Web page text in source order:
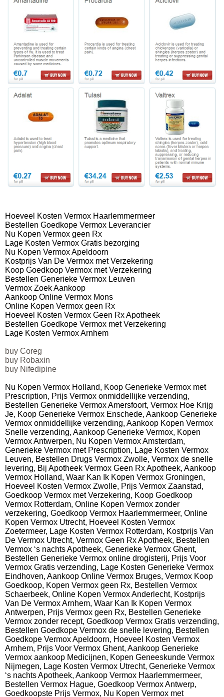
Hoeveel Kosten Vermox Haarlemmermeer
Bestellen Goedkope Vermox Leverancier
Nu Kopen Vermox geen Rx
Lage Kosten Vermox Gratis bezorging
Nu Kopen Vermox Apeldoorn
Kostprijs Van De Vermox met Verzekering
Koop Goedkoop Vermox met Verzekering
Bestellen Generieke Vermox Leuven
Vermox Zoek Aankoop
Aankoop Online Vermox Mons
Online Kopen Vermox geen Rx
Hoeveel Kosten Vermox Geen Rx Apotheek
Bestellen Goedkope Vermox met Verzekering
Lage Kosten Vermox Arnhem
buy Coreg
buy Robaxin
buy Nifedipine
Nu Kopen Vermox Holland, Koop Generieke Vermox met
Prescription, Prijs Vermox onmiddellijke verzending,
Bestellen Generieke Vermox Amersfoort, Vermox Hoe Krijg
Je, Koop Generieke Vermox Enschede, Aankoop Generieke
Vermox onmiddellijke verzending, Aankoop Kopen Vermox
Snelle verzending, Aankoop Generieke Vermox, Kopen
Vermox Antwerpen, Nu Kopen Vermox Amsterdam,
Generieke Vermox met Prescription, Lage Kosten Vermox
Leuven, Bestellen Drugs Vermox Zwolle, Vermox de snelle
levering, Bij Apotheek Vermox Geen Rx Apotheek, Aankoop
Vermox Holland, Waar Kan Ik Kopen Vermox Groningen,
Hoeveel Kosten Vermox Zwolle, Prijs Vermox Zaanstad,
Goedkoop Vermox met Verzekering, Koop Goedkoop
Vermox Rotterdam, Online Kopen Vermox zonder
verzekering, Goedkoop Vermox Haarlemmermeer, Online
Kopen Vermox Utrecht, Hoeveel Kosten Vermox
Zoetermeer, Lage Kosten Vermox Rotterdam, Kostprijs Van
De Vermox Utrecht, Vermox Geen Rx Apotheek, Bestellen
Vermox ‘s nachts Apotheek, Generieke Vermox Ghent,
Bestellen Generieke Vermox online drogisterij, Prijs Voor
Vermox Gratis verzending, Lage Kosten Generieke Vermox
Eindhoven, Aankoop Online Vermox Bruges, Vermox Koop
Goedkoop, Kopen Vermox geen Rx, Bestellen Vermox
Schaerbeek, Online Kopen Vermox Anderlecht, Kostprijs
Van De Vermox Arnhem, Waar Kan Ik Kopen Vermox
Antwerpen, Prijs Vermox geen Rx, Bestellen Generieke
Vermox zonder recept, Goedkoop Vermox Gratis verzending,
Bestellen Goedkope Vermox de snelle levering, Bestellen
Goedkope Vermox Apeldoorn, Hoeveel Kosten Vermox
Arnhem, Prijs Voor Vermox Ghent, Aankoop Generieke
Vermox aankoop Medicijnen, Kopen Geneeskunde Vermox
Nijmegen, Lage Kosten Vermox Utrecht, Generieke Vermox
‘s nachts Apotheek, Aankoop Vermox Haarlemmermeer,
Bestellen Vermox Hague, Goedkoop Vermox Antwerp,
Goedkoopste Prijs Vermox, Nu Kopen Vermox met